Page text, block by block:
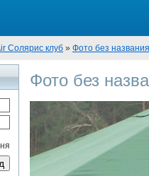
Солярис клуб » Фото без названия
Фото без